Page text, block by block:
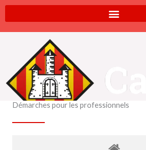
Aller
au
contenu
Démarches pour les professionnels